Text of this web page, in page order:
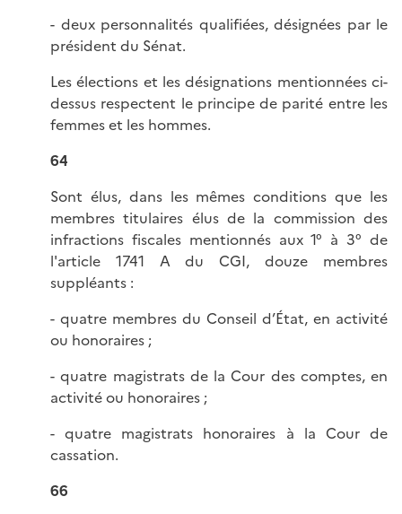
- deux personnalités qualifiées, désignées par le
président du Sénat.
Les élections et les désignations mentionnées ci-
dessus respectent le principe de parité entre les
femmes et les hommes.
64
Sont élus, dans les mêmes conditions que les
membres titulaires élus de la commission des
infractions fiscales mentionnés aux 1° à 3° de
l'article 1741 A du CGI, douze membres
suppléants :
- quatre membres du Conseil d’État, en activité
ou honoraires ;
- quatre magistrats de la Cour des comptes, en
activité ou honoraires ;
- quatre magistrats honoraires à la Cour de
cassation.
66